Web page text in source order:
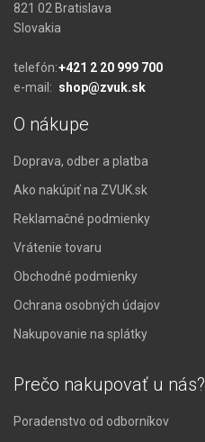
821 02 Bratislava
Slovakia
telefón:+421 2 20 999 700
e-mail: shop@zvuk.sk
O nákupe
Doprava, odber a platba
Ako nakúpiť na ZVUK.sk
Reklamačné podmienky
Vrátenie tovaru
Obchodné podmienky
Ochrana osobných údajov
Nakupovanie na splátky
Prečo nakupovať u nás?
Poradenstvo od odborníkov